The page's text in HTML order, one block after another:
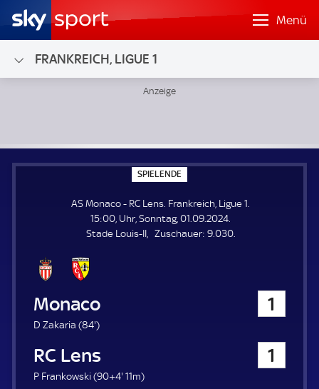
Menü
FRANKREICH, LIGUE 1
SPIELENDE
P
E
L
E
N
AS Monaco - RC Lens. Frankreich, Ligue 1.
15:00, Uhr, Sonntag, 01.09.2024.
Stade Louis-II
Zuschauer: Z
9.030.
AS Monaco 1
D Zakaria (84'8
.
i
)
RC Lens 1
P Frankowski (90+4'911m)